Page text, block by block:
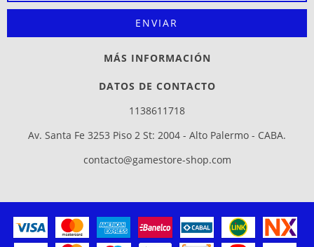
MÁS INFORMACIÓN
DATOS DE CONTACTO
1138611718
Av. Santa Fe 3253 Piso 2 St: 2004 - Alto Palermo - CABA.
contacto@gamestore-shop.com